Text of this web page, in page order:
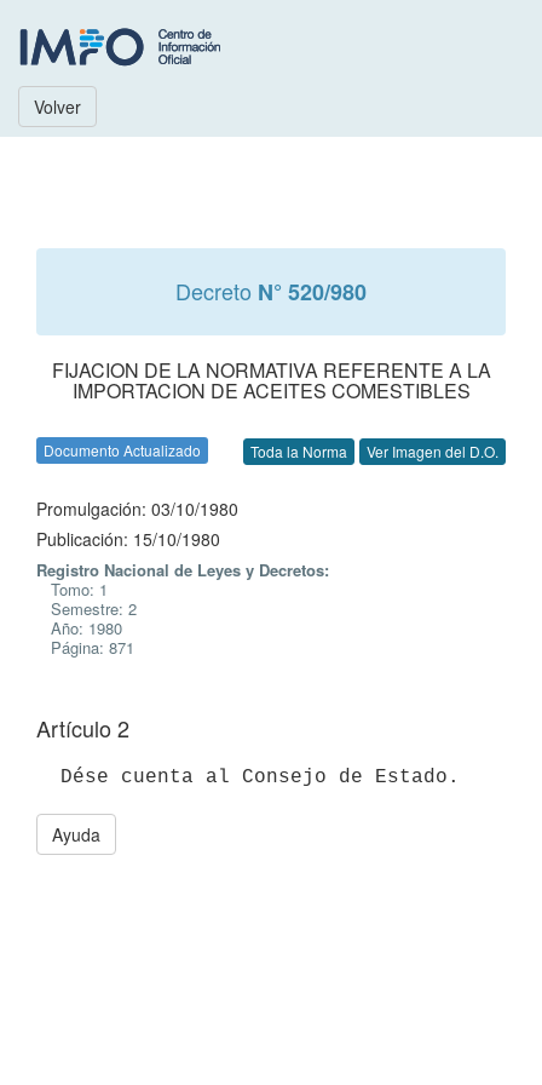
Volver
Decreto N° 520/980
FIJACION DE LA NORMATIVA REFERENTE A LA
IMPORTACION DE ACEITES COMESTIBLES
Documento Actualizado Toda la Norma Ver Imagen del D.O.
Promulgación: 03/10/1980
Publicación: 15/10/1980
Registro Nacional de Leyes y Decretos:
Tomo: 1
Semestre: 2
Año: 1980
Página: 871
Artículo 2
Ayuda